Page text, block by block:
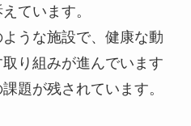
ています。
うな施設で、健康な動
り組みが進んでいます
題が残されています。